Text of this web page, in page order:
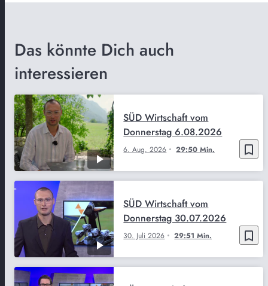
Das könnte Dich auch
interessieren
bookmark_border
6. Aug. 2026 29:50 Min.
SÜD Wirtschaft vom
Donnerstag 6.08.2026
bookmark_border
30. Juli 2026 29:51 Min.
SÜD Wirtschaft vom
Donnerstag 30.07.2026